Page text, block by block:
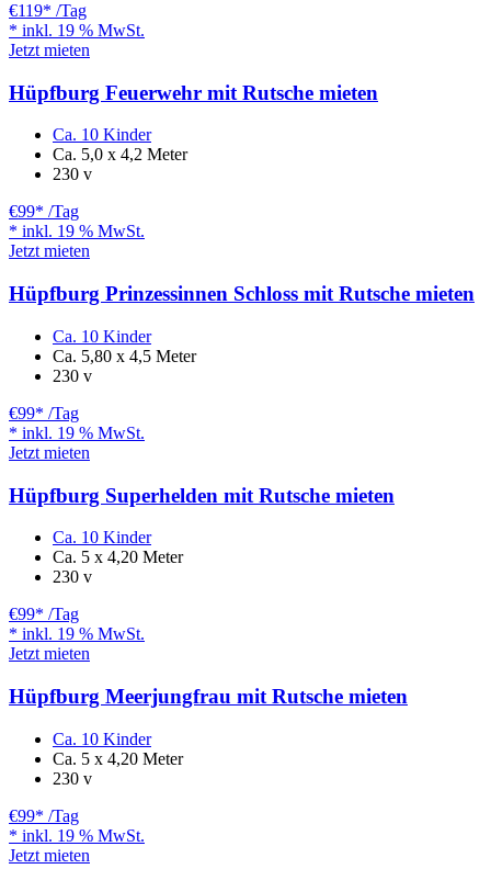
€119* /Tag
* inkl. 19 % MwSt.
Jetzt mieten
Hüpfburg Feuerwehr mit Rutsche mieten
Ca. 10 Kinder
Ca. 5,0 x 4,2 Meter
230 v
€99* /Tag
* inkl. 19 % MwSt.
Jetzt mieten
Hüpfburg Prinzessinnen Schloss mit Rutsche mieten
Ca. 10 Kinder
Ca. 5,80 x 4,5 Meter
230 v
€99* /Tag
* inkl. 19 % MwSt.
Jetzt mieten
Hüpfburg Superhelden mit Rutsche mieten
Ca. 10 Kinder
Ca. 5 x 4,20 Meter
230 v
€99* /Tag
* inkl. 19 % MwSt.
Jetzt mieten
Hüpfburg Meerjungfrau mit Rutsche mieten
Ca. 10 Kinder
Ca. 5 x 4,20 Meter
230 v
€99* /Tag
* inkl. 19 % MwSt.
Jetzt mieten